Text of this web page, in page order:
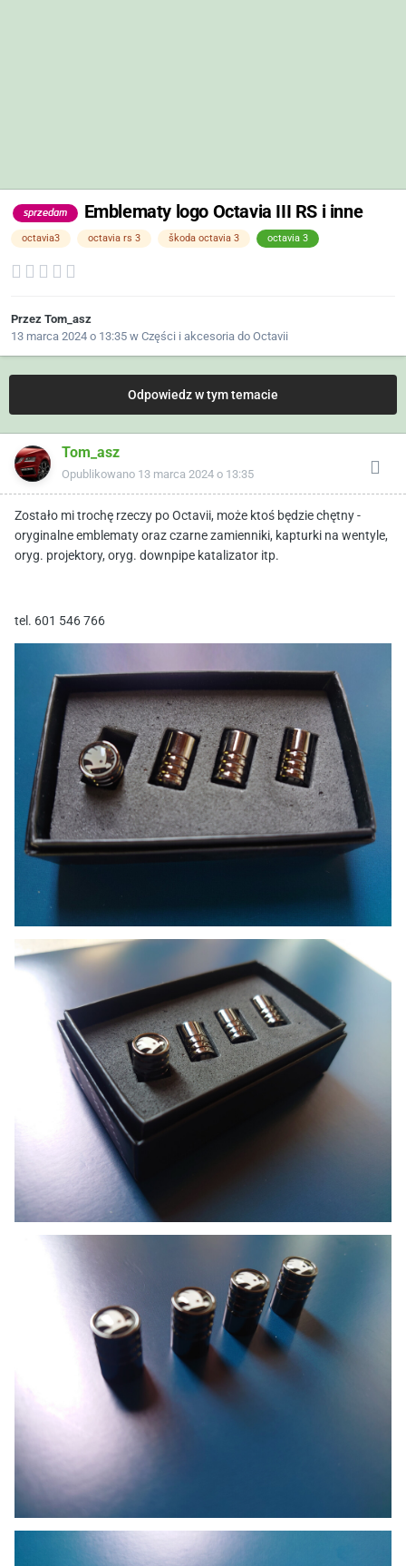
sprzedam Emblematy logo Octavia III RS i inne
octavia3 octavia rs 3 škoda octavia 3 octavia 3
Przez Tom_asz
13 marca 2024 o 13:35 w Części i akcesoria do Octavii
Odpowiedz w tym temacie
Tom_asz
Opublikowano 13 marca 2024 o 13:35
Zostało mi trochę rzeczy po Octavii, może ktoś będzie chętny -
oryginalne emblematy oraz czarne zamienniki, kapturki na wentyle,
oryg. projektory, oryg. downpipe katalizator itp.
tel. 601 546 766